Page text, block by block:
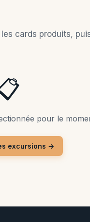
les cards produits,
pour le
excursions →